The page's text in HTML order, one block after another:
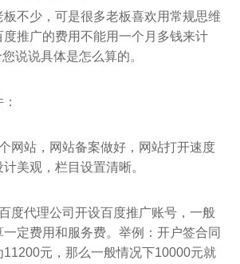
不少，可是很多老板喜欢用常规思维
推广的费用不能用一个月多钱来计
说说具体是怎么算的。
网站，网站备案做好，网站打开速度
美观，栏目设置清晰。
度代理公司开设百度推广账号，一般
定费用和服务费。举例：开户签合同
11200元，那么一般情况下10000元就